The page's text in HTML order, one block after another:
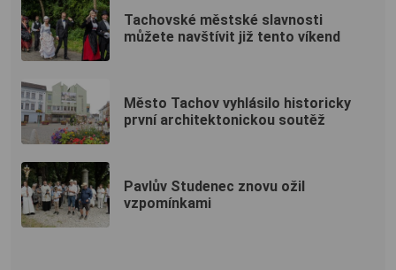
Tachovské městské slavnosti
můžete navštívit již tento víkend
Město Tachov vyhlásilo historicky
první architektonickou soutěž
Pavlův Studenec znovu ožil
vzpomínkami